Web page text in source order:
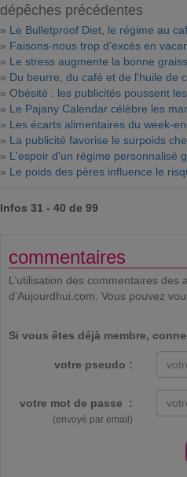
dépêches précédentes
» Le Bulletproof Diet, le régime au
» Faisons-nous trop d'excès en
» Le stress augmente la bonne
» Du beurre, du café et de l'huile de
» Obésité : les publicités poussent
» Le Pajany Calendar célèbre les
» Les écarts alimentaires du week-
» La publicité favorise le surpoids
» L'espoir d'un régime personnalisé
» Le poids des pères influence le
Infos 31 - 40 de 99
commentaires
L’utilisation des commentaires
d'Aujourdhui.com. Vous pouvez
Si vous êtes déjà membre,
votre pseudo :
votre mot de passe :
(envoyé par email)